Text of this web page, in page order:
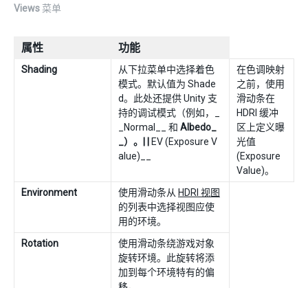
Views 菜单
属性 功能
Shading
从下拉菜单中选择着色
模式。默认值为 Shade
d。此处还提供 Unity 支
持的调试模式（例如，_
_Normal__ 和 Albedo_
_）。| |
EV (Exposure V
alue)__
在色调映射
之前，使用
滑动条在
HDRI 缓冲
区上定义曝
光值
(Exposure
Value)。
Environment
使用滑动条从 HDRI 视图
的列表中选择视图应使
用的环境。
Rotation
使用滑动条绕游戏对象
旋转环境。此旋转将添
加到每个环境特有的偏